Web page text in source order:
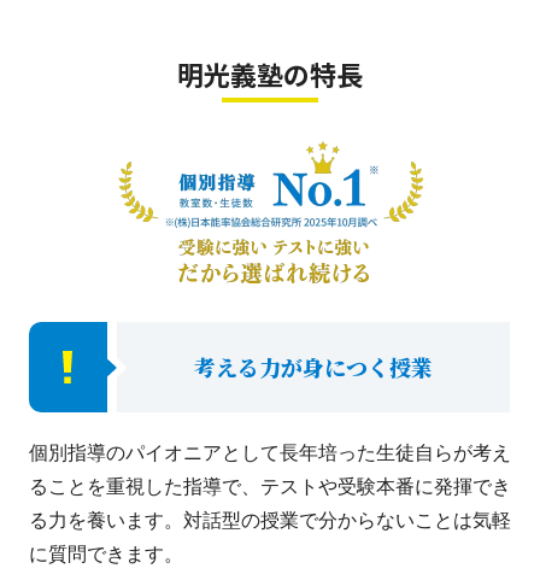
明光義塾の特長
考える力が身につく授業
個別指導のパイオニアとして長年培った生徒自らが考え
ることを重視した指導で、テストや受験本番に発揮でき
る力を養います。対話型の授業で分からないことは気軽
に質問できます。